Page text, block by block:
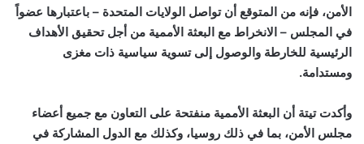
الأمن، فإنه من المتوقع أن تواصل الولايات المتحدة – باعتبارها عضواً
في المجلس – الانخراط مع البعثة الأممية من أجل تحقيق الأهداف
الرئيسية للخارطة والوصول إلى تسوية سياسية ذات مغزى
ومستدامة.
وأكدت تيتة أن البعثة الأممية منفتحة على التعاون مع جميع أعضاء
مجلس الأمن، بما في ذلك روسيا، وكذلك مع الدول المشاركة في